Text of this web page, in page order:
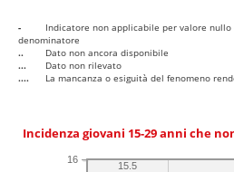
-
Indicatore non applicabile per valore
denominatore
..
Dato non ancora disponibile
...
Dato non rilevato
....
La mancanza o esiguità del fenomeno
Incidenza giovani 15-29 anni che
16
15.5